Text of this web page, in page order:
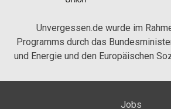
Unvergessen.de wurde im
Programms durch das
und Energie und den Europäischen
Jobs